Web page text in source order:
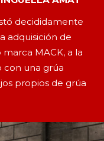
decididamente
adquisición de
MACK, a la
con una grúa
propios de grúa